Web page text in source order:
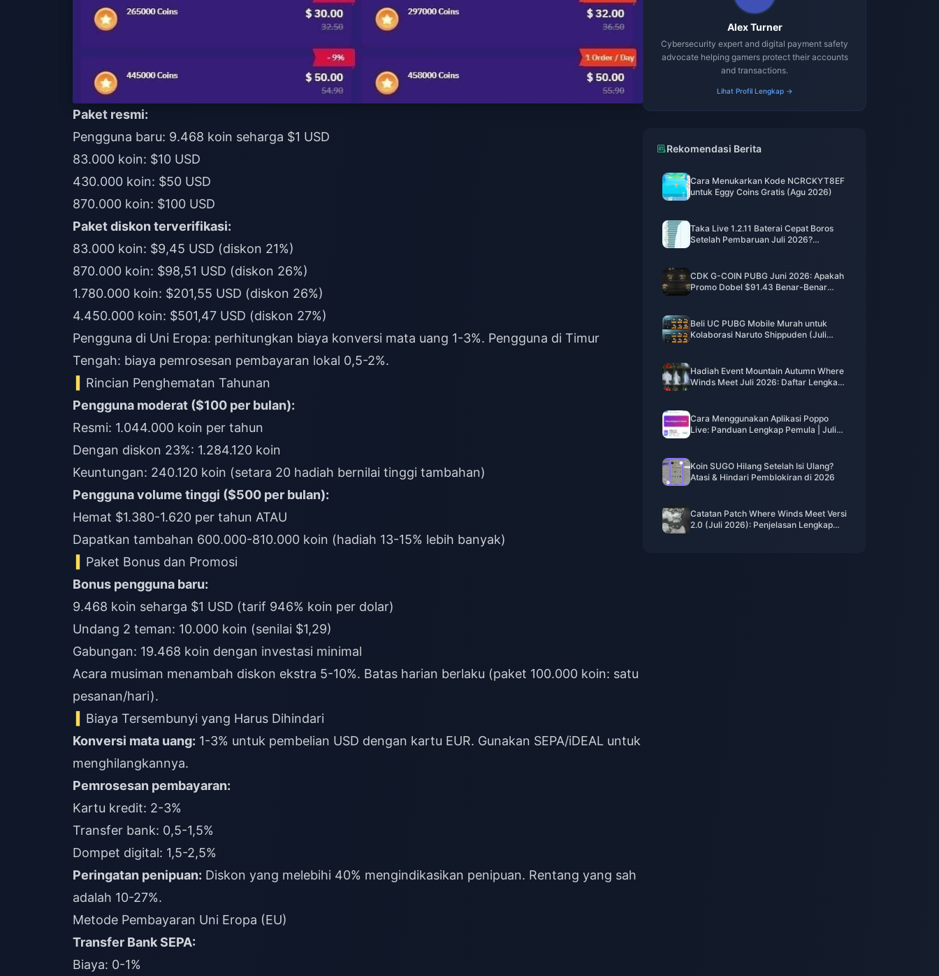
Paket resmi:
Pengguna baru: 9.468 koin seharga $1 USD
83.000 koin: $10 USD
430.000 koin: $50 USD
870.000 koin: $100 USD
Paket diskon terverifikasi:
83.000 koin: $9,45 USD (diskon 21%)
870.000 koin: $98,51 USD (diskon 26%)
1.780.000 koin: $201,55 USD (diskon 26%)
4.450.000 koin: $501,47 USD (diskon 27%)
Pengguna di Uni Eropa: perhitungkan biaya konversi mata uang 1-3%. Pengguna di Timur
Tengah: biaya pemrosesan pembayaran lokal 0,5-2%.
Rincian Penghematan Tahunan
Pengguna moderat ($100 per bulan):
Resmi: 1.044.000 koin per tahun
Dengan diskon 23%: 1.284.120 koin
Keuntungan: 240.120 koin (setara 20 hadiah bernilai tinggi tambahan)
Pengguna volume tinggi ($500 per bulan):
Hemat $1.380-1.620 per tahun ATAU
Dapatkan tambahan 600.000-810.000 koin (hadiah 13-15% lebih banyak)
Paket Bonus dan Promosi
Bonus pengguna baru:
9.468 koin seharga $1 USD (tarif 946% koin per dolar)
Undang 2 teman: 10.000 koin (senilai $1,29)
Gabungan: 19.468 koin dengan investasi minimal
Acara musiman menambah diskon ekstra 5-10%. Batas harian berlaku (paket 100.000 koin: satu
pesanan/hari).
Biaya Tersembunyi yang Harus Dihindari
Konversi mata uang: 1-3% untuk pembelian USD dengan kartu EUR. Gunakan SEPA/iDEAL untuk
menghilangkannya.
Pemrosesan pembayaran:
Kartu kredit: 2-3%
Transfer bank: 0,5-1,5%
Dompet digital: 1,5-2,5%
Peringatan penipuan: Diskon yang melebihi 40% mengindikasikan penipuan. Rentang yang sah
adalah 10-27%.
Metode Pembayaran Uni Eropa (EU)
Transfer Bank SEPA:
Biaya: 0-1%
Alex Turner
Cybersecurity expert and digital payment safety
advocate helping gamers protect their accounts
and transactions.
Lihat Profil Lengkap →
Rekomendasi Berita
Cara Menukarkan Kode NCRCKYT8EF
untuk Eggy Coins Gratis (Agu 2026)
Taka Live 1.2.11 Baterai Cepat Boros
Setelah Pembaruan Juli 2026?
CDK G-COIN PUBG Juni 2026: Apakah
Promo Dobel $91.43 Benar-Benar
Beli UC PUBG Mobile Murah untuk
Kolaborasi Naruto Shippuden (Juli
Hadiah Event Mountain Autumn Where
Winds Meet Juli 2026: Daftar Lengkap,
Cara Menggunakan Aplikasi Poppo
Live: Panduan Lengkap Pemula | Juli
Koin SUGO Hilang Setelah Isi Ulang?
Atasi & Hindari Pemblokiran di 2026
Catatan Patch Where Winds Meet Versi
2.0 (Juli 2026): Penjelasan Lengkap